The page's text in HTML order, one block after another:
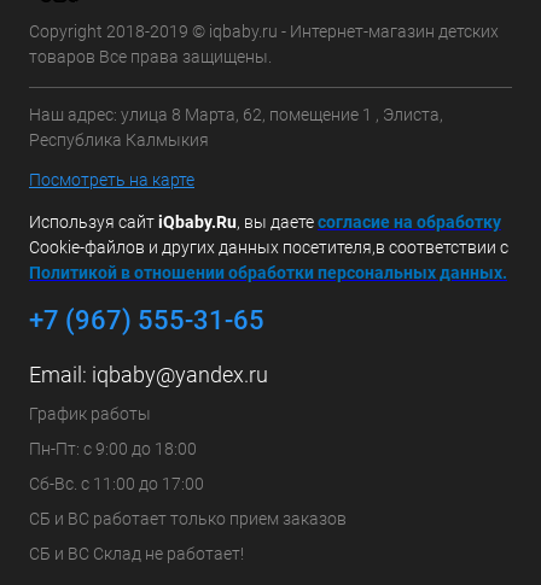
Copyright 2018-2019 © iqbaby.ru - Интернет-магазин детских
товаров Все права защищены.
Наш адрес: улица 8 Марта, 62, помещение 1 , Элиста,
Республика Калмыкия
Посмотреть на карте
Используя сайтiQbaby.Ru, вы даетесогласие на обработку
Cookie-файлов и других данных посетителя,в соответствии с
Политикой в отношении обработки персональных данных.
+7 (967) 555-31-65
Email: iqbaby@yandex.ru
График работы
Пн-Пт: с 9:00 до 18:00
Сб-Вс. с 11:00 до 17:00
СБ и ВС работает только прием заказов
СБ и ВС Склад не работает!